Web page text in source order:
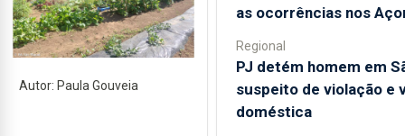
Autor: Paula Gouveia
as ocorrências nos
Regional
PJ detém homem em
suspeito de violação e
doméstica